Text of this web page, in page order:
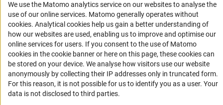
Финансирование
Совместные конкурсы с российскими партнёрскими
организациями
Партнёры DFG в России
Часто задаваемые вопросы (FAQ)
DFG Newsletter
We use the Matomo analytics service on our websites to analyse the
use of our online services. Matomo generally operates without
cookies(Anc
. Analytical cookies help us gain a better understanding of
how our websites are used, enabling us to improve and optimise our
online services for users. If you consent to the use of Matomo
cookies in the cookie banner or here on this page, these cookies can
be stored on your device. We analyse how visitors use our website
anonymously by collecting their IP addresses only in truncated form.
For this reason, it is not possible for us to identify you as a user. Your
data is not disclosed to third parties.